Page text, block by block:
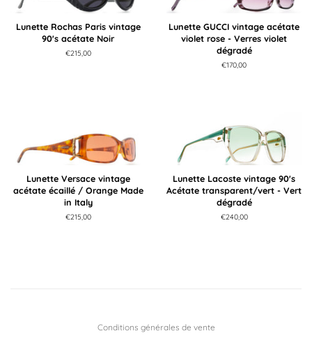
Lunette Rochas Paris vintage
90's acétate Noir
Prix
€215,00
Lunette GUCCI vintage acétate
violet rose - Verres violet
dégradé
Prix
€170,00
Lunette Versace vintage
acétate écaillé / Orange Made
in Italy
Prix
€215,00
Lunette Lacoste vintage 90's
Acétate transparent/vert - Vert
dégradé
Prix
€240,00
Conditions générales de vente